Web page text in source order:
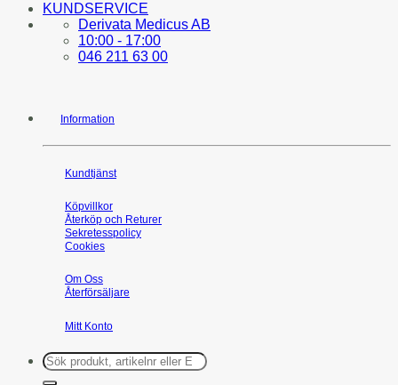
KUNDSERVICE
Derivata Medicus AB
10:00 - 17:00
046 211 63 00
Information
Kundtjänst
Köpvillkor
Återköp och Returer
Sekretesspolicy
Cookies
Om Oss
Återförsäljare
Mitt Konto
Sök
efter: